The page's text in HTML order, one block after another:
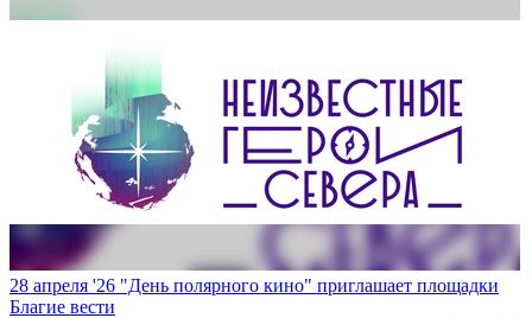
28 апреля '26 "День полярного кино" приглашает площадки
Благие вести